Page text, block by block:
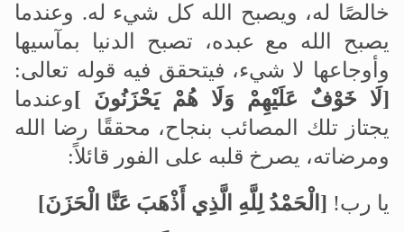
خالصًا له، ويصبح الله كل شيء له. وعندما
يصبح الله مع عبده، تصبح الدنيا بمآسيها
وأوجاعها لا شيء، فيتحقق فيه قوله تعالى:
]لَا خَوْفٌ عَلَيْهِمْ وَلَا هُمْ يَحْزَنُونَ [ وعندما
يجتاز تلك المصائب بنجاح، محققًا رضا الله
ومرضاته، يصرخ قلبه على الفور قائلاً:
يا رب! ] الْحَمْدُ لِلَّهِ الَّذِي أَذْهَبَ عَنَّا الْحَزَنَ[